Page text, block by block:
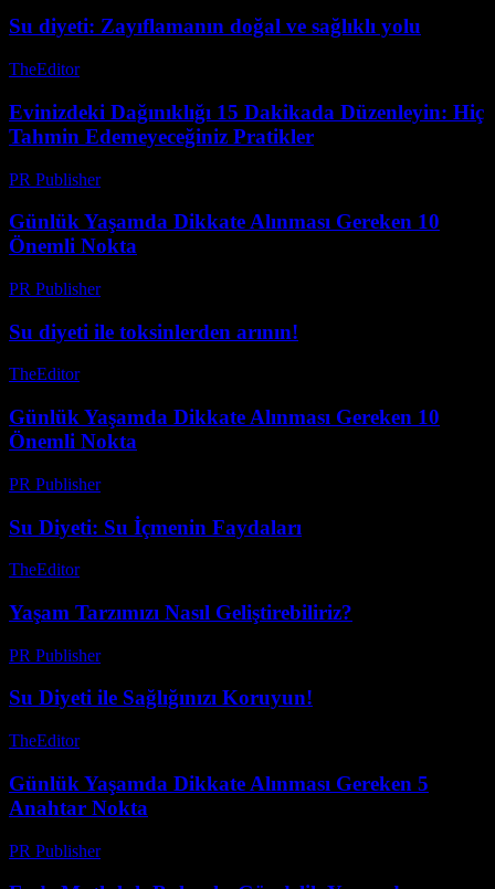
Su diyeti: Zayıflamanın doğal ve sağlıklı yolu
TheEditor-
Evinizdeki Dağınıklığı 15 Dakikada Düzenleyin: Hiç
Tahmin Edemeyeceğiniz Pratikler
PR Publisher-
Günlük Yaşamda Dikkate Alınması Gereken 10
Önemli Nokta
PR Publisher-
Su diyeti ile toksinlerden arının!
TheEditor-
Günlük Yaşamda Dikkate Alınması Gereken 10
Önemli Nokta
PR Publisher-
Su Diyeti: Su İçmenin Faydaları
TheEditor-
Yaşam Tarzımızı Nasıl Geliştirebiliriz?
PR Publisher-
Su Diyeti ile Sağlığınızı Koruyun!
TheEditor-
Günlük Yaşamda Dikkate Alınması Gereken 5
Anahtar Nokta
PR Publisher-